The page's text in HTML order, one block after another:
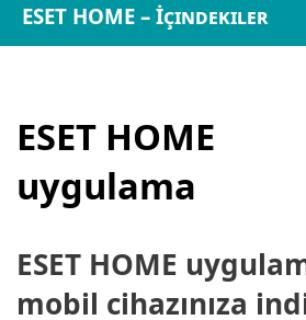
ESET HOME – İçindekiler
ESET HOME
uygulama
ESET HOME
mobil cihazınıza